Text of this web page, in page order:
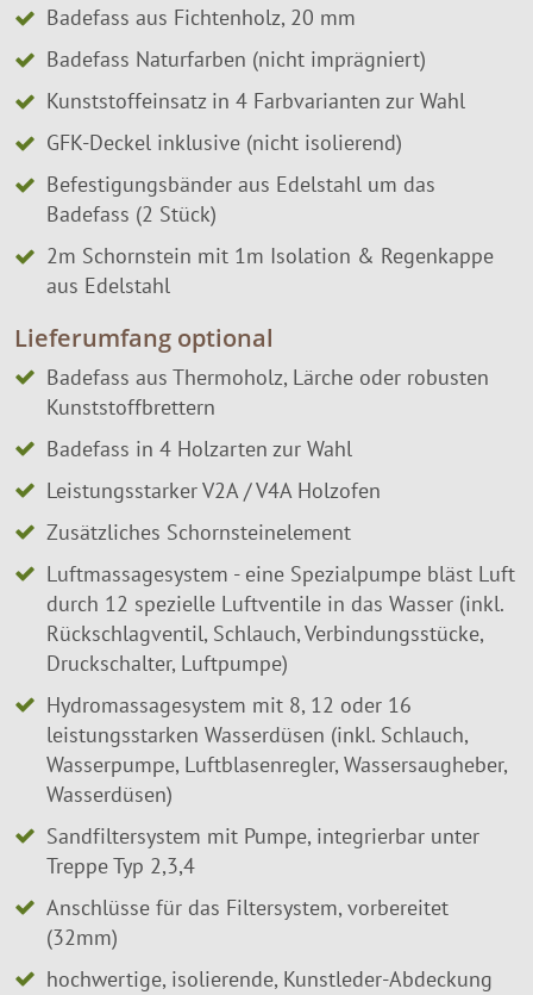
Badefass aus Fichtenholz, 20 mm
Badefass Naturfarben (nicht imprägniert)
Kunststoffeinsatz in 4 Farbvarianten zur Wahl
GFK-Deckel inklusive (nicht isolierend)
Befestigungsbänder aus Edelstahl um das
Badefass (2 Stück)
2m Schornstein mit 1m Isolation & Regenkappe
aus Edelstahl
Lieferumfang optional
Badefass aus Thermoholz, Lärche oder robusten
Kunststoffbrettern
Badefass in 4 Holzarten zur Wahl
Leistungsstarker V2A / V4A Holzofen
Zusätzliches Schornsteinelement
Luftmassagesystem - eine Spezialpumpe bläst Luft
durch 12 spezielle Luftventile in das Wasser (inkl.
Rückschlagventil, Schlauch, Verbindungsstücke,
Druckschalter, Luftpumpe)
Hydromassagesystem mit 8, 12 oder 16
leistungsstarken Wasserdüsen (inkl. Schlauch,
Wasserpumpe, Luftblasenregler, Wassersaugheber,
Wasserdüsen)
Sandfiltersystem mit Pumpe, integrierbar unter
Treppe Typ 2,3,4
Anschlüsse für das Filtersystem, vorbereitet
(32mm)
hochwertige, isolierende, Kunstleder-Abdeckung